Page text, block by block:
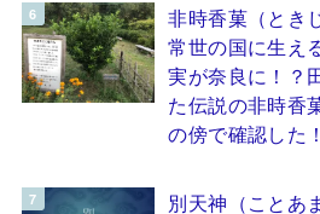
非時香菓（とき
常世の国に生え
実が奈良に！？
た伝説の非時香
の傍で確認した！
別天神（ことあ